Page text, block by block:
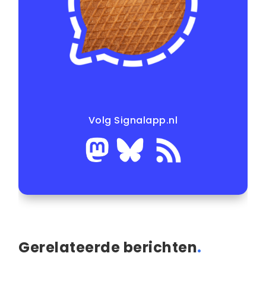
Volg Signalapp.nl
Gerelateerde berichten.